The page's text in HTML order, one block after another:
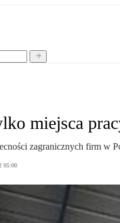
miejsca
zagranicznych firm w
05:00